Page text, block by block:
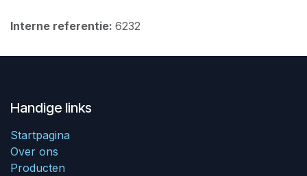
Interne referentie: 6232
Handige links
Startpagina
Over ons
Producten